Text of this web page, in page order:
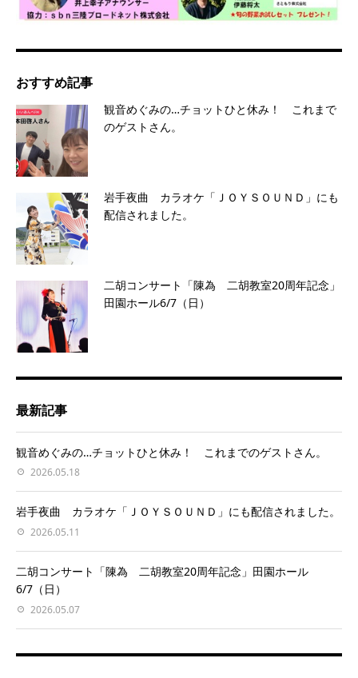
おすすめ記事
観音めぐみの…チョットひと休み！ これまで
のゲストさん。
岩手夜曲 カラオケ「ＪＯＹＳＯＵＮＤ」にも
配信されました。
二胡コンサート「陳為 二胡教室20周年記念」
田園ホール6/7（日）
最新記事
観音めぐみの…チョットひと休み！ これまでのゲストさん。
2026.05.18
岩手夜曲 カラオケ「ＪＯＹＳＯＵＮＤ」にも配信されました。
2026.05.11
二胡コンサート「陳為 二胡教室20周年記念」田園ホール
6/7（日）
2026.05.07